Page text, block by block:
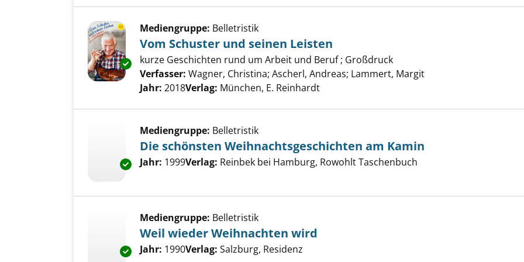
Exemplar-Details von Vom Schuster und seinen Leisten anzeigen
Mediengruppe: Belletristik
Vom Schuster und seinen Leisten
kurze Geschichten rund um Arbeit und Beruf ; Großdruck
Verfasser: Wagner, Christina; Ascherl, Andreas; Lammert, Margit
Jahr: 2018Verlag: München, E. Reinhardt
Exemplar-Details von Die schönsten Weihnachtsgeschichten am Kamin anzeigen
Mediengruppe: Belletristik
Die schönsten Weihnachtsgeschichten am Kamin
Suche nach diesem Verfasser
Jahr: 1999Verlag: Reinbek bei Hamburg, Rowohlt Taschenbuch
Exemplar-Details von Weil wieder Weihnachten wird anzeigen
Mediengruppe: Belletristik
Weil wieder Weihnachten wird
Suche nach diesem Verfasser
Jahr: 1990Verlag: Salzburg, Residenz